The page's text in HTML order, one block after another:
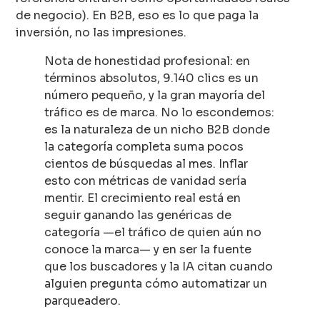
de negocio). En B2B, eso es lo que paga la
inversión, no las impresiones.
Nota de honestidad profesional: en
términos absolutos, 9.140 clics es un
número pequeño, y la gran mayoría del
tráfico es de marca. No lo escondemos:
es la naturaleza de un nicho B2B donde
la categoría completa suma pocos
cientos de búsquedas al mes. Inflar
esto con métricas de vanidad sería
mentir. El crecimiento real está en
seguir ganando las genéricas de
categoría —el tráfico de quien aún no
conoce la marca— y en ser la fuente
que los buscadores y la IA citan cuando
alguien pregunta cómo automatizar un
parqueadero.